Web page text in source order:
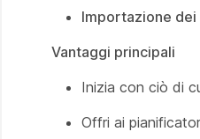
Importazione dei
Vantaggi principali
Inizia con ciò di
Offri ai